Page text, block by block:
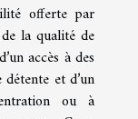
offerte par
la qualité de
accès à des
et d’un
ou à